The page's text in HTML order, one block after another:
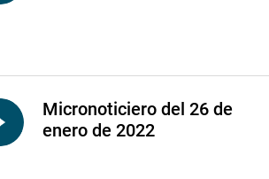
Micronoticiero del 26 de
enero de 2022